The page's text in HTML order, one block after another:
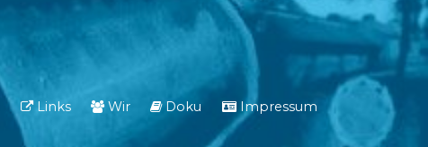
Links Wir Doku Impressum